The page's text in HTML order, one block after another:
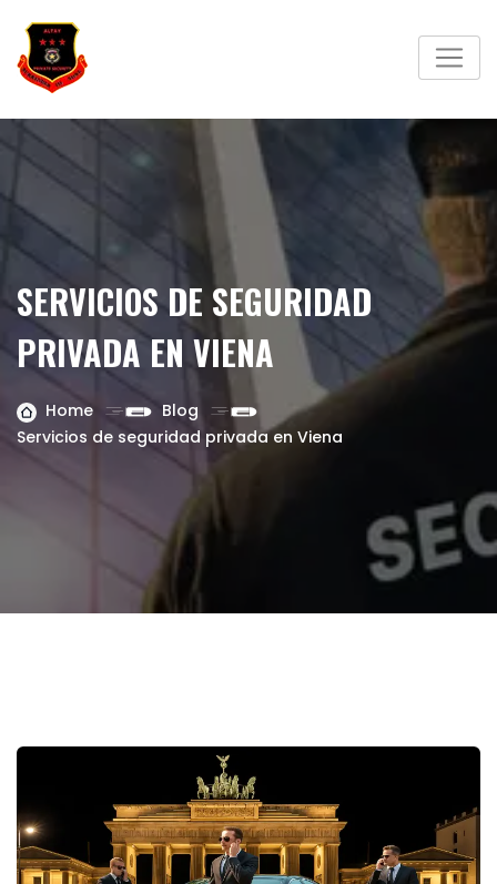
content
SERVICIOS DE SEGURIDAD
PRIVADA EN VIENA
Home
Blog
Servicios de seguridad privada en Viena